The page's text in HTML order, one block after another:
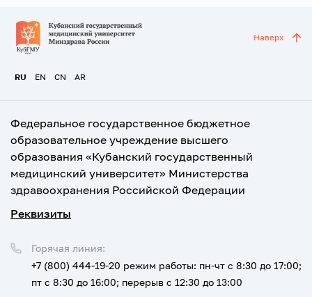
RU EN CN AR
Наверх
Федеральное государственное бюджетное
образовательное учреждение высшего
образования «Кубанский государственный
медицинский университет» Министерства
здравоохранения Российской Федерации
Реквизиты
Горячая линия:
+7 (800) 444-19-20 режим работы: пн-чт с 8:30 до 17:00;
пт с 8:30 до 16:00; перерыв с 12:30 до 13:00